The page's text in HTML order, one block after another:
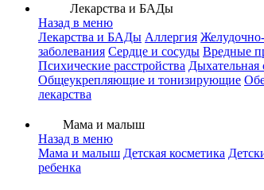
Лекарства и БАДы
Назад в меню
Лекарства и БАДы Аллергия
заболевания Сердце и сосуды Вредные
Психические расстройства Дыхательная
Общеукрепляющие и тонизирующие
лекарства
Мама и малыш
Назад в меню
Мама и малыш Детская косметика
ребенка